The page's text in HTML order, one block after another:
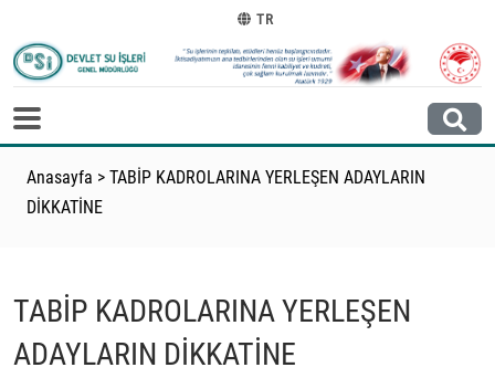
TR
Anasayfa > TABİP KADROLARINA YERLEŞEN ADAYLARIN
DİKKATİNE
TABİP KADROLARINA YERLEŞEN
ADAYLARIN DİKKATİNE